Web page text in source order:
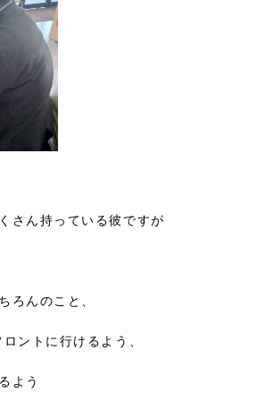
さん持っている彼ですが
ろんのこと、
ントに行けるよう、
よう